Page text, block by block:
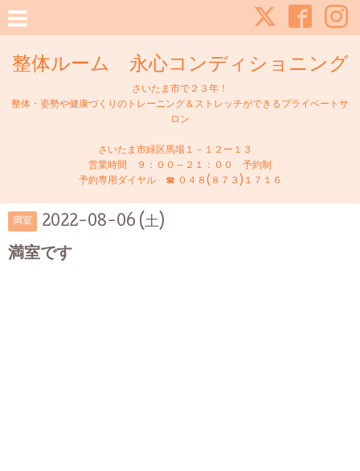
整体ルーム 永心コンディショニング
さいたま市で２３年！
整体・姿勢や健康づくりのトレーニング＆ストレッチができるプライベートサ
ロン
さいたま市緑区馬場１－１２ー１３
営業時間 ９：００～２１：００ 予約制
予約専用ダイヤル ☎ ０４８(８７３)１７１６
満室 2022-08-06 (土)
満室です